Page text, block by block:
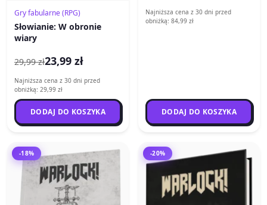
Gry fabularne (RPG)
Słowianie: W obronie
wiary
29,99 zł23,99 zł
Najniższa cena z 30 dni przed
obniżką: 29,99 zł
DODAJ DO KOSZYKA
Najniższa cena z 30 dni przed
obniżką: 84,99 zł
DODAJ DO KOSZYKA
-18% -20%